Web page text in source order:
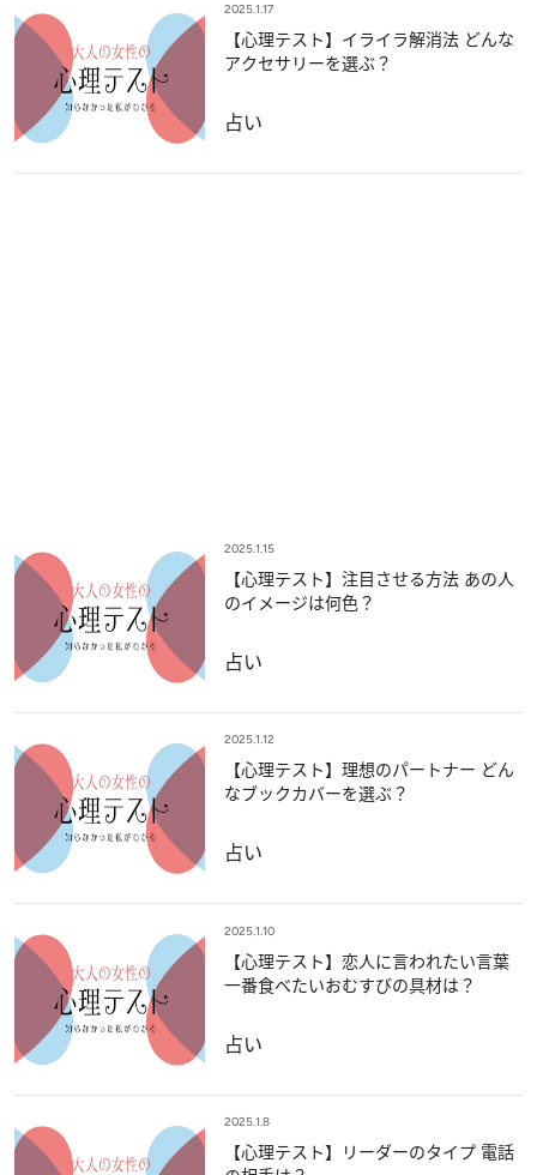
2025.1.17
【心理テスト】イライラ解消法 どんな
アクセサリーを選ぶ？
占い
2025.1.15
【心理テスト】注目させる方法 あの人
のイメージは何色？
占い
2025.1.12
【心理テスト】理想のパートナー どん
なブックカバーを選ぶ？
占い
2025.1.10
【心理テスト】恋人に言われたい言葉
一番食べたいおむすびの具材は？
占い
2025.1.8
【心理テスト】リーダーのタイプ 電話